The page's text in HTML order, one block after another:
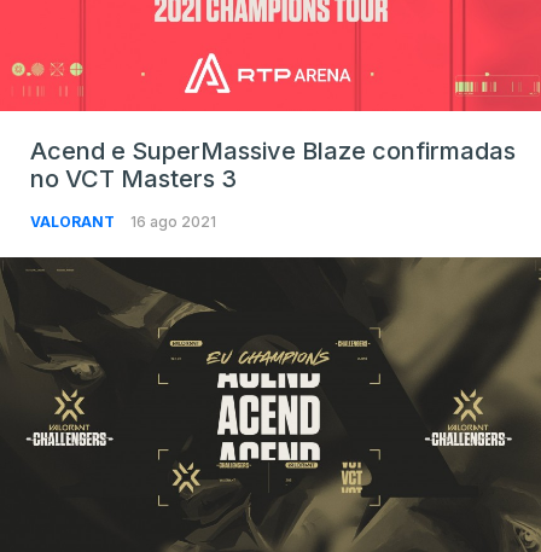
Acend e SuperMassive Blaze confirmadas
no VCT Masters 3
VALORANT 16 ago 2021